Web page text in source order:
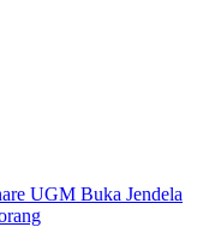
UGM Buka Jendela